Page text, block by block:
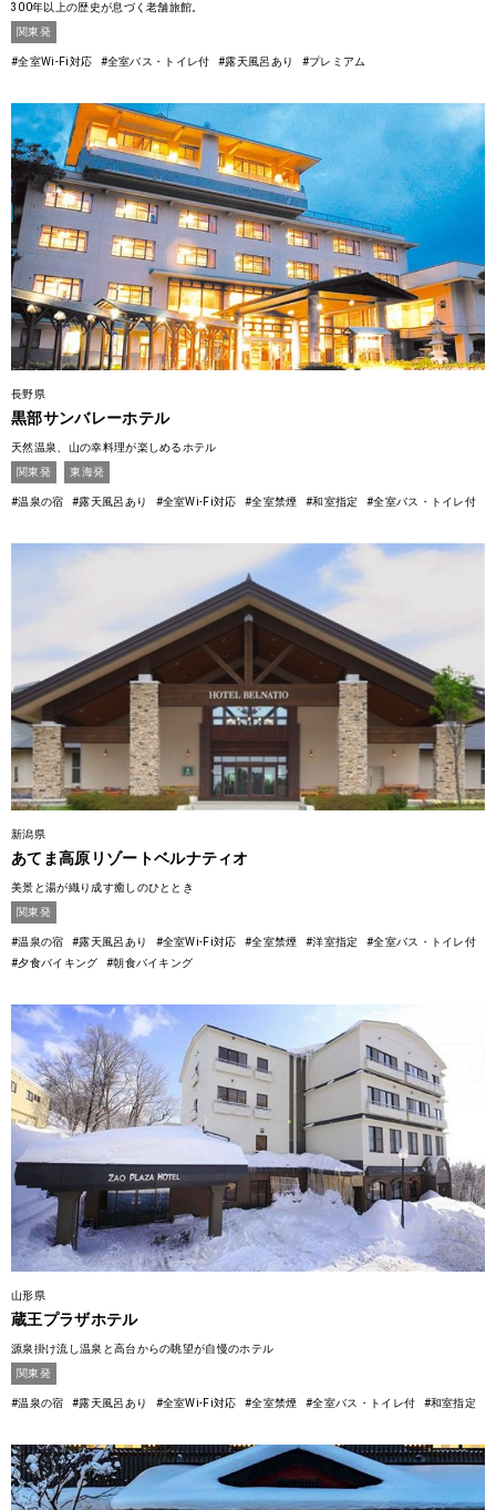
300年以上の歴史が息づく老舗旅館。
関東発
#全室Wi-Fi対応 #全室バス・トイレ付 #露天風呂あり #プレミアム
長野県
黒部サンバレーホテル
天然温泉、山の幸料理が楽しめるホテル
関東発
東海発
#温泉の宿 #露天風呂あり #全室Wi-Fi対応 #全室禁煙 #和室指定 #全室バス・トイレ付
新潟県
あてま高原リゾートベルナティオ
美景と湯が織り成す癒しのひととき
関東発
#温泉の宿 #露天風呂あり #全室Wi-Fi対応 #全室禁煙 #洋室指定
#全室バス・トイレ付
#夕食バイキング
#朝食バイキング
山形県
蔵王プラザホテル
源泉掛け流し温泉と高台からの眺望が自慢のホテル
関東発
#温泉の宿 #露天風呂あり #全室Wi-Fi対応 #全室禁煙 #全室バス・トイレ付 #和室指定